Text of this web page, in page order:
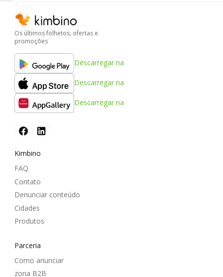
Os últimos folhetos, ofertas e
promoções
Descarregar na
Descarregar na
Descarregar na
Kimbino
FAQ
Contato
Denunciar conteúdo
Cidades
Produtos
Parceria
Como anunciar
zona B2B